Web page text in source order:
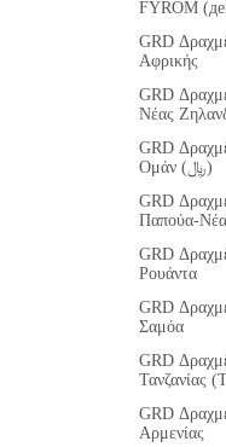
FYROM
GRD
Αφρικής
GRD
Νέας
GRD
Ομάν (﷼)
GRD
Παπούα-
GRD
Ρουάντα
GRD
Σαμόα
GRD
Τανζανίας
GRD
Αρμενίας